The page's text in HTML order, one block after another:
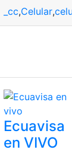
_cc,Celular,
Ecuavisa
en VIVO